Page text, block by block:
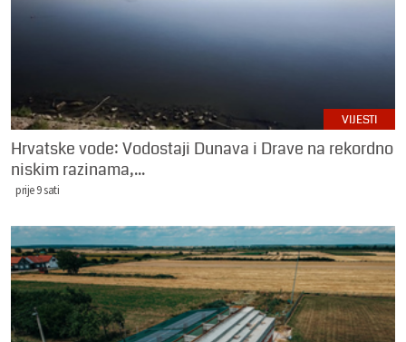
VIJESTI
Hrvatske vode: Vodostaji Dunava i Drave na rekordno
niskim razinama,...
prije 9 sati